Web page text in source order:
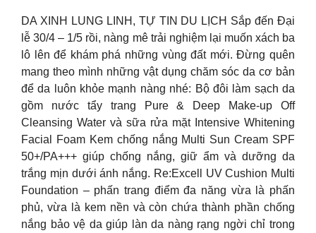
DA XINH LUNG LINH, TỰ TIN DU LỊCH Sắp đến Đại
lễ 30/4 – 1/5 rồi, nàng mê trải nghiệm lại muốn xách ba
lô lên để khám phá những vùng đất mới. Đừng quên
mang theo mình những vật dụng chăm sóc da cơ bản
để da luôn khỏe mạnh nàng nhé: Bộ đôi làm sạch da
gồm nước tẩy trang Pure & Deep Make-up Off
Cleansing Water và sữa rửa mặt Intensive Whitening
Facial Foam Kem chống nắng Multi Sun Cream SPF
50+/PA+++ giúp chống nắng, giữ ẩm và dưỡng da
trắng mịn dưới ánh nắng. Re:Excell UV Cushion Multi
Foundation – phấn trang điểm đa năng vừa là phấn
phủ, vừa là kem nền và còn chứa thành phần chống
nắng bảo vệ da giúp làn da nàng rạng ngời chỉ trong